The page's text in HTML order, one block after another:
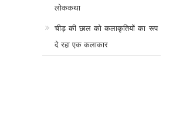
लोककथा
चीड़ की छाल को कलाकृतियों का रूप
दे रहा एक कलाकार